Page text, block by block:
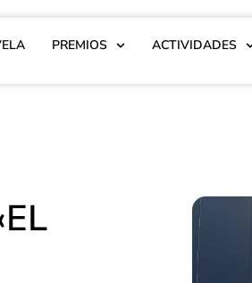
PREMIOS ACTIVIDADES